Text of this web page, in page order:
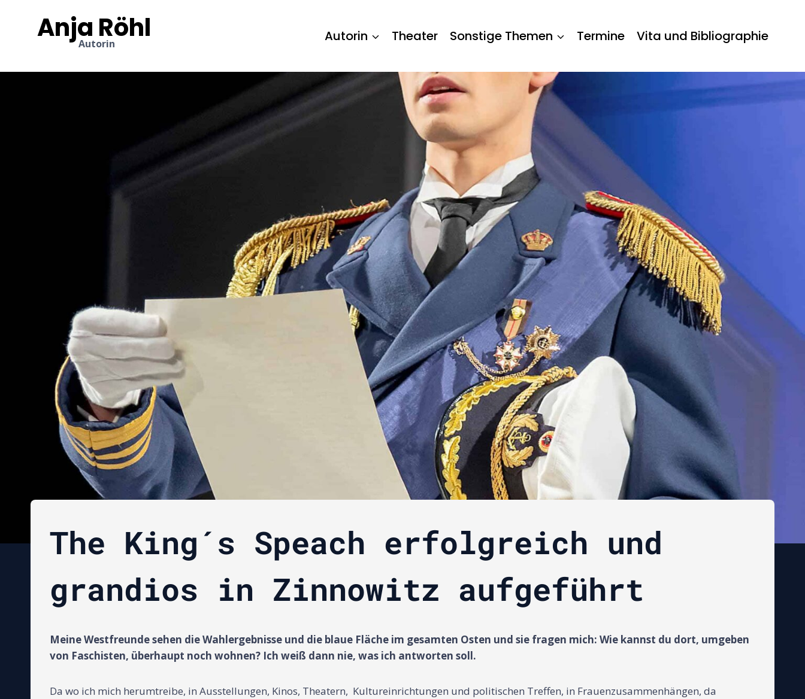
springenAnja Röhl
Autorin Autorin Theater Sonstige Themen Termine Vita und Bibliographie
The King´s Speach erfolgreich und
grandios in Zinnowitz aufgeführt
Meine Westfreunde sehen die Wahlergebnisse und die blaue Fläche im gesamten Osten und sie fragen mich: Wie kannst du dort, umgeben
von Faschisten, überhaupt noch wohnen? Ich weiß dann nie, was ich antworten soll.
Da wo ich mich herumtreibe, in Ausstellungen, Kinos, Theatern, Kultureinrichtungen und politischen Treffen, in Frauenzusammenhängen, da